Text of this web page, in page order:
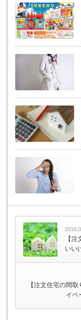
【
いい
【注文住宅の間
イベ